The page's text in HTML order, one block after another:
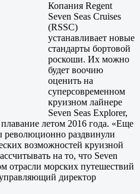
Копания Regent
Seven Seas Cruises
(RSSC)
устанавливает новые
стандарты бортовой
роскоши. Их можно
будет воочию
оценить на
суперсовременном
круизном лайнере
Seven Seas Explorer,
летом 2016 года. «Еще
революционно раздвинули
возможностей круизной
на то, что Seven
отрасли морских путешествий
директор